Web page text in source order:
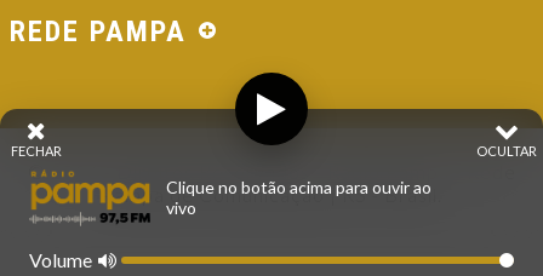
REDE PAMPA
© 2026 - Direitos Reservados - Rádio Pampa - Rede
Pampa de Comunicação | RS - Brasil.
OCULTAR
FECHAR
Clique no botão acima para ouvir ao
vivo
Volume